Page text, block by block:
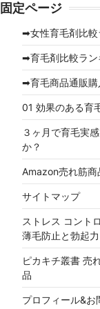
固定ページ
➡女性育毛剤比較
➡育毛剤比較ラン
➡育毛商品通販購
01 効果のある育
３ヶ月で育毛実
か？
Amazon売れ筋
サイトマップ
ストレス コント
薄毛防止と勃起
ピカキチ叢書 売
品
プロフィール&お